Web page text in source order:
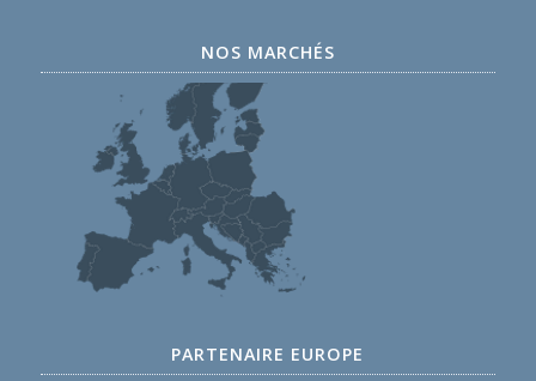
NOS MARCHÉS
PARTENAIRE EUROPE